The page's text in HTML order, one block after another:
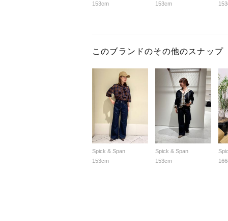
153cm
153cm
このブランドのその他のスナップ
Spick & Span
153cm
Spick & Span
153cm